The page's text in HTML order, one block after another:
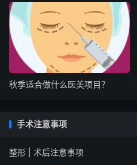
秋季适合做什么医美项目？
手术注意事项
整形 | 术后注意事项